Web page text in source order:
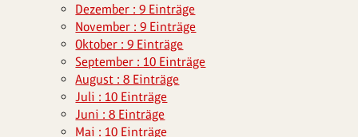
Dezember : 9 Einträge
November : 9 Einträge
Oktober : 9 Einträge
September : 10 Einträge
August : 8 Einträge
Juli : 10 Einträge
Juni : 8 Einträge
Mai : 10 Einträge